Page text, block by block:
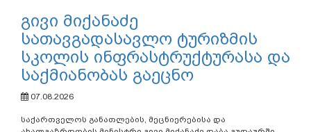
გივი მიქანაძე
სათავგადასავლო ტურიზმის
სკოლის ინფრასტრუქტურასა და
საქმიანობას გაეცნო
07.08.2026
საქართველოს განათლების, მეცნიერებისა და